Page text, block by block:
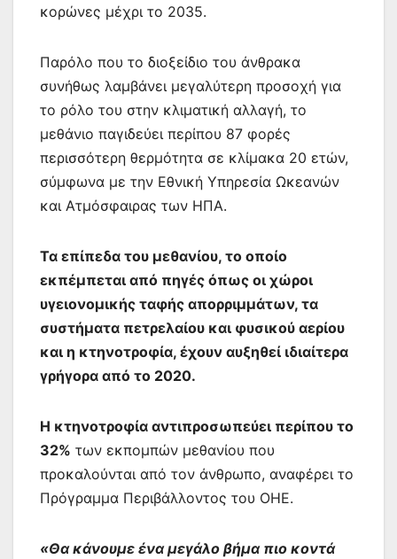
κορώνες μέχρι το 2035.
Παρόλο που το διοξείδιο του άνθρακα
συνήθως λαμβάνει μεγαλύτερη προσοχή για
το ρόλο του στην κλιματική αλλαγή, το
μεθάνιο παγιδεύει περίπου 87 φορές
περισσότερη θερμότητα σε κλίμακα 20 ετών,
σύμφωνα με την Εθνική Υπηρεσία Ωκεανών
και Ατμόσφαιρας των ΗΠΑ.
Τα επίπεδα του μεθανίου, το οποίο
εκπέμπεται από πηγές όπως οι χώροι
υγειονομικής ταφής απορριμμάτων, τα
συστήματα πετρελαίου και φυσικού αερίου
και η κτηνοτροφία, έχουν αυξηθεί ιδιαίτερα
γρήγορα από το 2020.
Η κτηνοτροφία αντιπροσωπεύει περίπου το
32% των εκπομπών μεθανίου που
προκαλούνται από τον άνθρωπο, αναφέρει το
Πρόγραμμα Περιβάλλοντος του ΟΗΕ.
«Θα κάνουμε ένα μεγάλο βήμα πιο κοντά